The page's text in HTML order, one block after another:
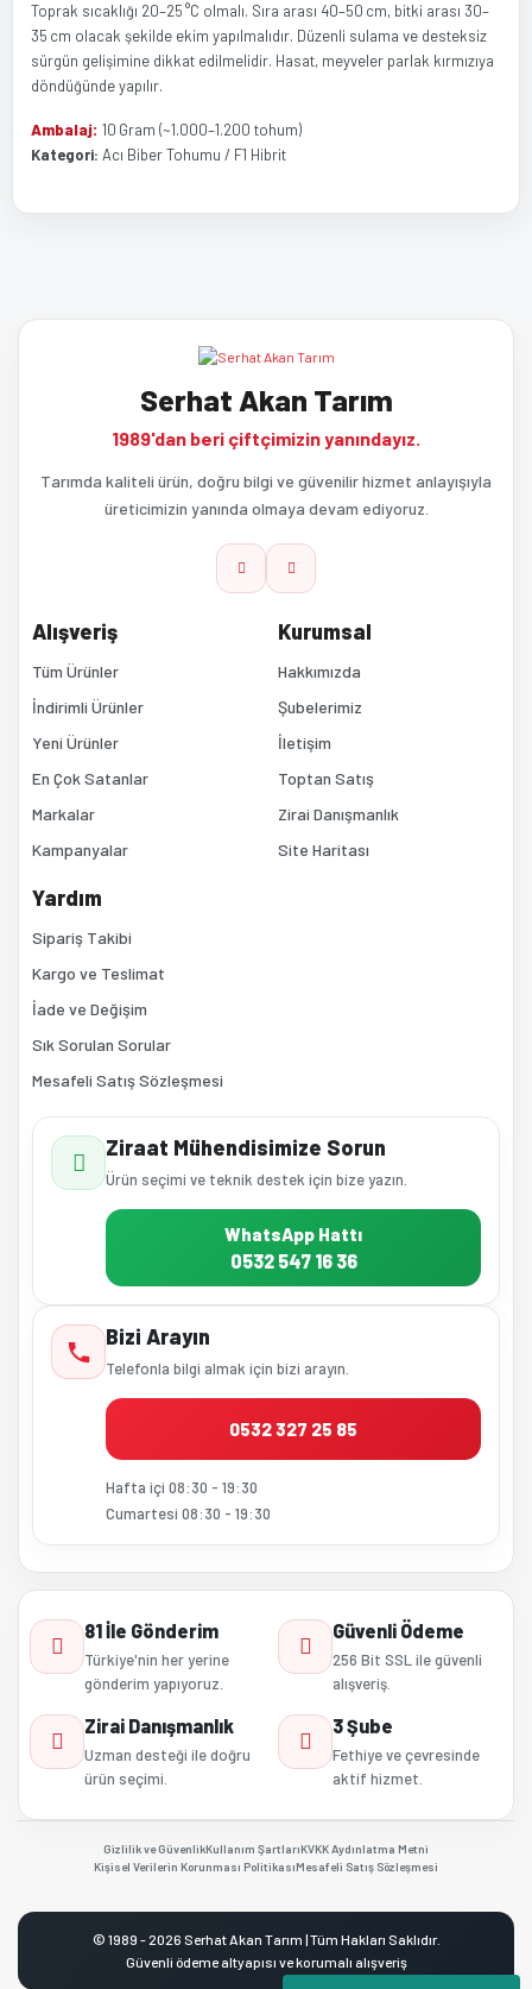
Toprak sıcaklığı 20–25 °C olmalı. Sıra arası 40–50 cm, bitki arası 30–
35 cm olacak şekilde ekim yapılmalıdır. Düzenli sulama ve desteksiz
sürgün gelişimine dikkat edilmelidir. Hasat, meyveler parlak kırmızıya
döndüğünde yapılır.
Ambalaj: 10 Gram (~1.000–1.200 tohum)
Kategori: Acı Biber Tohumu / F1 Hibrit
Yorum Yaz
Görüş ve önerileriniz için teşekkür ederiz.
Ürün resmi kalitesiz, bozuk veya görüntülenemiyor.
Ürün açıklamasında eksik bilgiler bulunuyor.
Bu ürüne benzer farklı alternatifler olmalı.
Gönder
Serhat Akan Tarım
1989'dan beri çiftçimizin yanındayız.
Tarımda kaliteli ürün, doğru bilgi ve güvenilir hizmet anlayışıyla
üreticimizin yanında olmaya devam ediyoruz.
Alışveriş
Tüm Ürünler
İndirimli Ürünler
Yeni Ürünler
En Çok Satanlar
Markalar
Kampanyalar
Kurumsal
Hakkımızda
Şubelerimiz
İletişim
Toptan Satış
Zirai Danışmanlık
Site Haritası
Yardım
Sipariş Takibi
Kargo ve Teslimat
İade ve Değişim
Sık Sorulan Sorular
Mesafeli Satış Sözleşmesi
Ziraat Mühendisimize Sorun
Ürün seçimi ve teknik destek için bize yazın.
WhatsApp Hattı
0532 547 16 36
Bizi Arayın
Telefonla bilgi almak için bizi arayın.
0532 327 25 85
Hafta içi 08:30 - 19:30
Cumartesi 08:30 - 19:30
81 İle Gönderim
Türkiye'nin her yerine
gönderim yapıyoruz.
Güvenli Ödeme
256 Bit SSL ile güvenli
alışveriş.
Zirai Danışmanlık
Uzman desteği ile doğru
ürün seçimi.
3 Şube
Fethiye ve çevresinde
aktif hizmet.
Gizlilik ve GüvenlikKullanım ŞartlarıKVKK Aydınlatma Metni
Kişisel Verilerin Korunması PolitikasıMesafeli Satış Sözleşmesi
© 1989 - 2026 Serhat Akan Tarım | Tüm Hakları Saklıdır.
Güvenli ödeme altyapısı ve korumalı alışveriş